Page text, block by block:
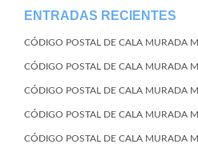
ENTRADAS RECIENTES
CÓDIGO POSTAL DE CALA MURADA
CÓDIGO POSTAL DE CALA MURADA
CÓDIGO POSTAL DE CALA MURADA
CÓDIGO POSTAL DE CALA MURADA
CÓDIGO POSTAL DE CALA MURADA